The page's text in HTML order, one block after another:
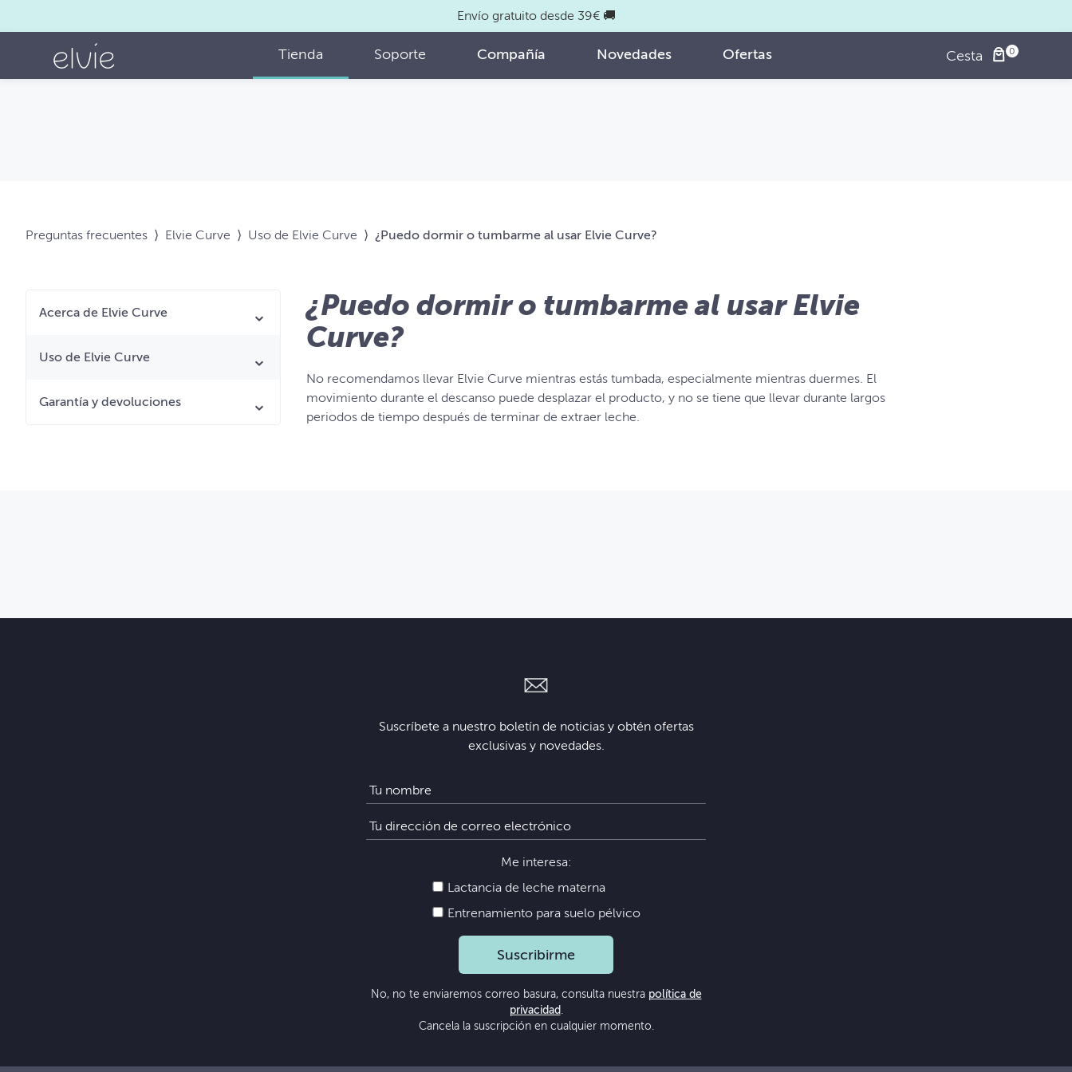
Envío gratuito desde 39€ 🚚
Tienda Soporte Compañía Novedades Ofertas Cesta
Preguntas frecuentes ⟩ Elvie Curve ⟩ Uso de Elvie Curve ⟩ ¿Puedo dormir o tumbarme al usar Elvie Curve?
Acerca de Elvie Curve
Uso de Elvie Curve
Garantía y devoluciones
¿Puedo dormir o tumbarme al usar Elvie
Curve?
No recomendamos llevar Elvie Curve mientras estás tumbada, especialmente mientras duermes. El
movimiento durante el descanso puede desplazar el producto, y no se tiene que llevar durante largos
periodos de tiempo después de terminar de extraer leche.
Suscríbete a nuestro boletín de noticias y obtén ofertas
exclusivas y novedades.
Me interesa:
Lactancia de leche materna
Entrenamiento para suelo pélvico
Suscribirme
No, no te enviaremos correo basura, consulta nuestra política de
privacidad .
Cancela la suscripción en cualquier momento.